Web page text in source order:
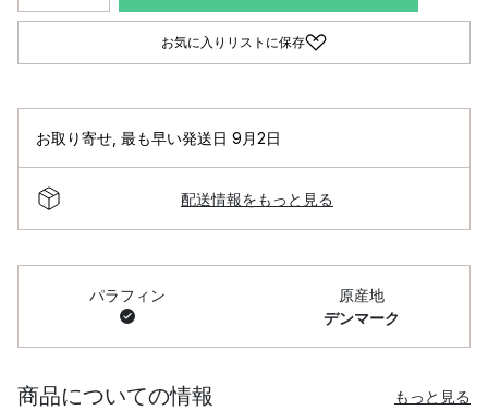
お気に入りリストに保存
お取り寄せ 最も早い発送日 9月2日
配送情報をもっと見る
パラフィン
原産地
デンマーク
商品についての情報 もっと見る